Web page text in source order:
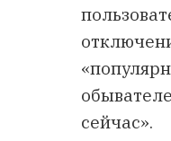
сейчас».